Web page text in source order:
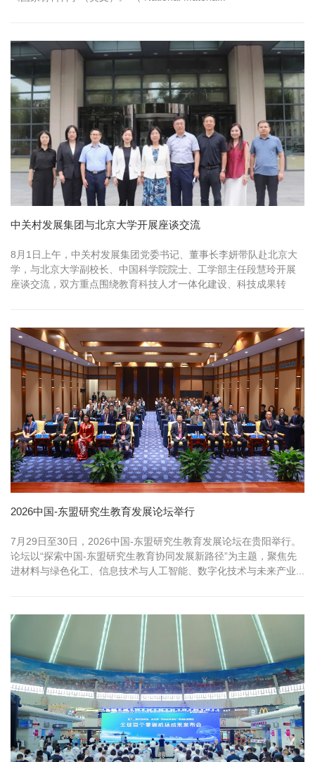
中关村发展集团与北京大学开展座谈交流
8月1日上午，中关村发展集团党委书记、董事长李妍带队赴北京大
学，与北京大学副校长、中国科学院院士、工学部主任段慧玲开展
座谈交流，双方重点围绕教育科技人才一体化建设、科技成果转
2026中国-东盟研究生教育发展论坛举行
7月29日至30日，2026中国-东盟研究生教育发展论坛在贵阳举行。
论坛以“探索中国-东盟研究生教育协同发展新路径”为主题，聚焦先
进材料与绿色化工、信息技术与人工智能、数字化技术与未来产业...